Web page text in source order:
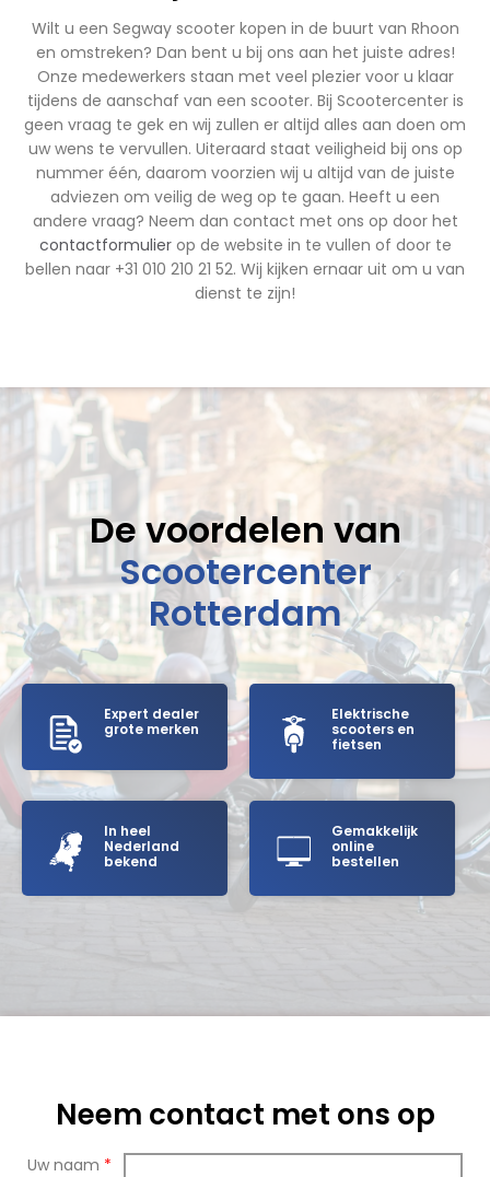
Wilt u een Segway scooter kopen in de buurt van Rhoon
en omstreken? Dan bent u bij ons aan het juiste adres!
Onze medewerkers staan met veel plezier voor u klaar
tijdens de aanschaf van een scooter. Bij Scootercenter is
geen vraag te gek en wij zullen er altijd alles aan doen om
uw wens te vervullen. Uiteraard staat veiligheid bij ons op
nummer één, daarom voorzien wij u altijd van de juiste
adviezen om veilig de weg op te gaan. Heeft u een
andere vraag? Neem dan contact met ons op door het
contactformulierop de website in te vullen of door te
bellen naar +31 010 210 21 52. Wij kijken ernaar uit om u van
dienst te zijn!
De voordelen van
Scootercenter
Rotterdam
Expert dealer
grote merken
Elektrische
scooters en
fietsen
In heel
Nederland
bekend
Gemakkelijk
online
bestellen
Neem contact met ons op
Uw naam *